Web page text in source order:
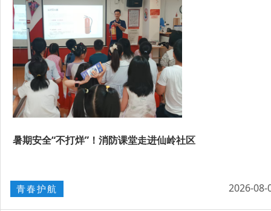
暑期安全“不打烊”！消防课堂走进仙岭社区
青春护航 2026-08-